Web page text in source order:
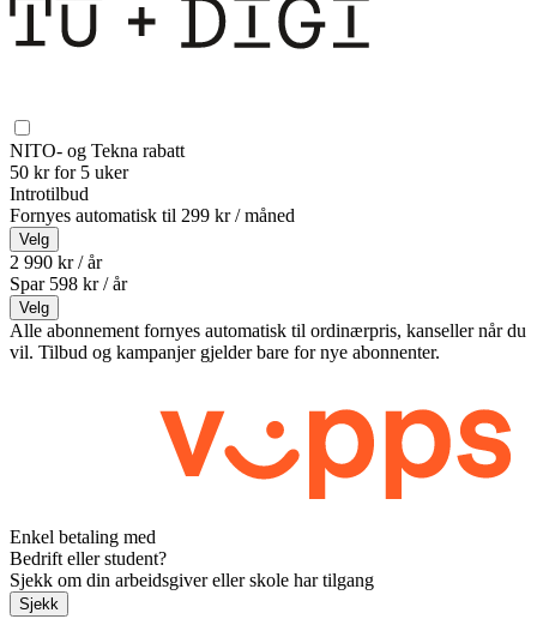
NITO- og Tekna rabatt
50 kr for 5 uker
Introtilbud
Fornyes automatisk til 299 kr / måned
Velg
2 990 kr / år
Spar 598 kr /år
Velg
Alle abonnement fornyes automatisk til ordinærpris, kanseller når du
vil. Tilbud og kampanjer gjelder bare for nye abonnenter.
Enkel betaling med
Bedrift eller student?
Sjekk om din arbeidsgiver eller skole har tilgang
Sjekk